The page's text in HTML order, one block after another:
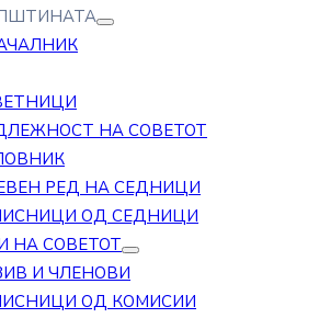
НА СОВЕТОТ
РЕД НА СЕДНИЦИ
ОД СЕДНИЦИ
НА СОВЕТОТ
И ЧЛЕНОВИ
ОД КОМИСИИ